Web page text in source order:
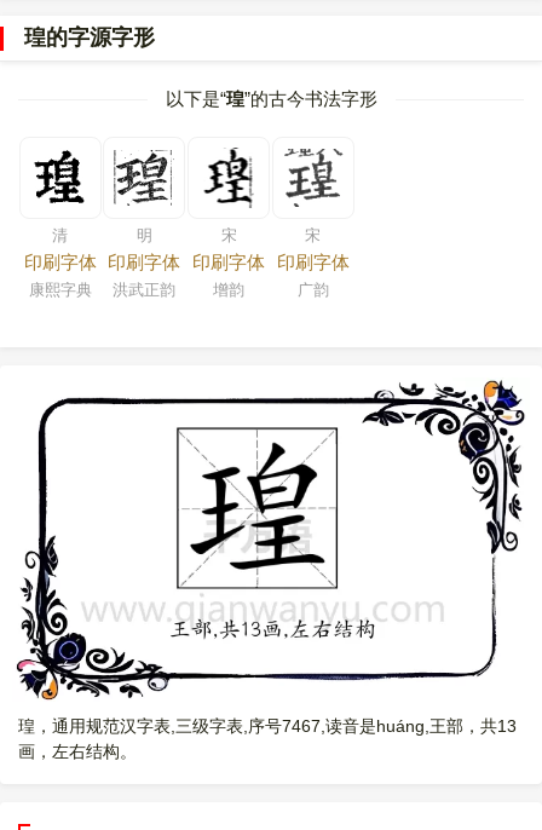
瑝的字源字形
以下是“瑝”的古今书法字形
清
印刷字体
康熙字典
明
印刷字体
洪武正韵
宋
印刷字体
增韵
宋
印刷字体
广韵
瑝，通用规范汉字表,三级字表,序号7467,读音是huáng,王部，共13
画，左右结构。